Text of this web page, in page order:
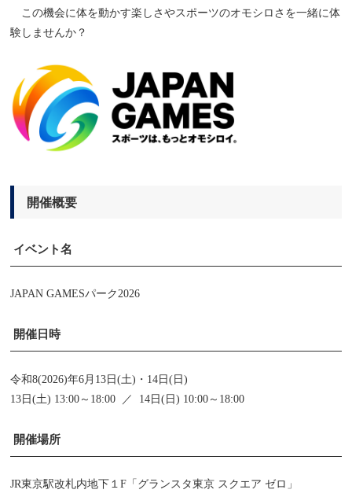
この機会に体を動かす楽しさやスポーツのオモシロさを一緒に体
験しませんか？
開催概要
イベント名
JAPAN GAMESパーク2026
開催日時
令和8(2026)年6月13日(土)・14日(日)
13日(土) 13:00～18:00 ／ 14日(日) 10:00～18:00
開催場所
JR東京駅改札内地下１F「グランスタ東京 スクエア ゼロ」